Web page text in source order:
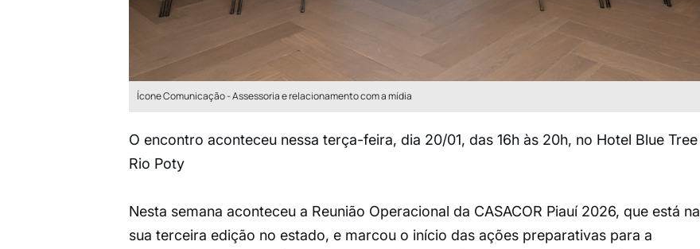
Ícone Comunicação - Assessoria e relacionamento com a mídia
O encontro aconteceu nessa terça-feira, dia 20/01, das 16h às 20h, no Hotel Blue Tree
Rio Poty
Nesta semana aconteceu a Reunião Operacional da CASACOR Piauí 2026, que está na
sua terceira edição no estado, e marcou o início das ações preparativas para a